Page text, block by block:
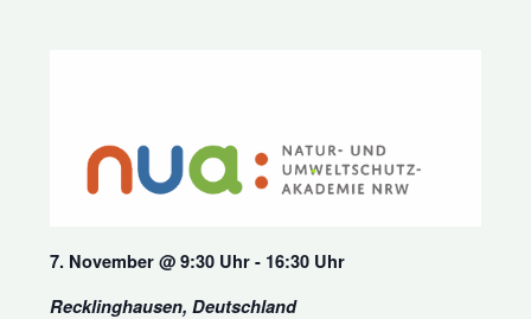
7. November @ 9:30 Uhr - 16:30 Uhr
Recklinghausen, Deutschland